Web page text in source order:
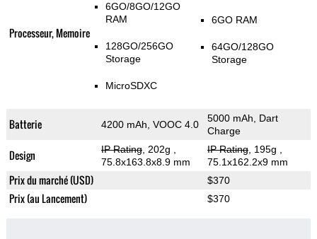
Processeur, Memoire
6GO/8GO/12GO
RAM
128GO/256GO
Storage
MicroSDXC
6GO RAM
64GO/128GO
Storage
Batterie 4200 mAh, VOOC 4.0
5000 mAh, Dart
Charge
Design IP Rating, 202g
75.8x163.8x8.9 mm
IP Rating, 195g
75.1x162.2x9 mm
Prix du marché (USD) $370
Prix (au Lancement) $370